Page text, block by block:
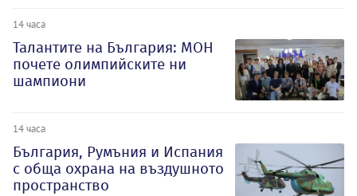
14 часа
Талантите на България: МОН
почете олимпийските ни
шампиони
14 часа
България, Румъния и Испания
с обща охрана на въздушното
пространство